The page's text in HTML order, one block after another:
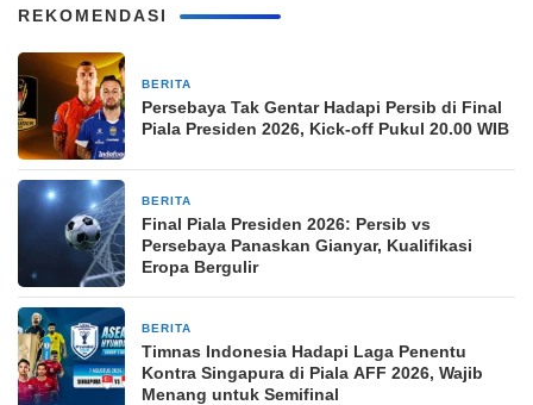
REKOMENDASI
BERITA
Persebaya Tak Gentar Hadapi Persib di Final
Piala Presiden 2026, Kick-off Pukul 20.00 WIB
BERITA
Final Piala Presiden 2026: Persib vs
Persebaya Panaskan Gianyar, Kualifikasi
Eropa Bergulir
BERITA
Timnas Indonesia Hadapi Laga Penentu
Kontra Singapura di Piala AFF 2026, Wajib
Menang untuk Semifinal